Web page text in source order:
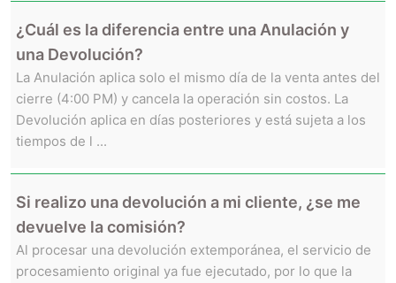
¿Cuál es la diferencia entre una Anulación y
una Devolución?
La Anulación aplica solo el mismo día de la venta antes del
cierre (4:00 PM) y cancela la operación sin costos. La
Devolución aplica en días posteriores y está sujeta a los
tiempos de l ...
Si realizo una devolución a mi cliente, ¿se me
devuelve la comisión?
Al procesar una devolución extemporánea, el servicio de
procesamiento original ya fue ejecutado, por lo que la